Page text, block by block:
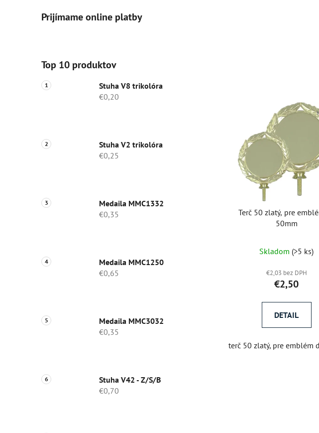
Prijímame online platby
Top 10 produktov
Stuha V8 trikolóra
€0,20
Stuha V2 trikolóra
€0,25
Medaila MMC1332
€0,35
Medaila MMC1250
€0,65
Medaila MMC3032
€0,35
Stuha V42 - Z/S/B
€0,70
Terč 50 zlatý, pre emblém d-
50mm
Skladom (>5 ks)
€2,03 bez DPH
€2,50
DETAIL
terč 50 zlatý, pre emblém